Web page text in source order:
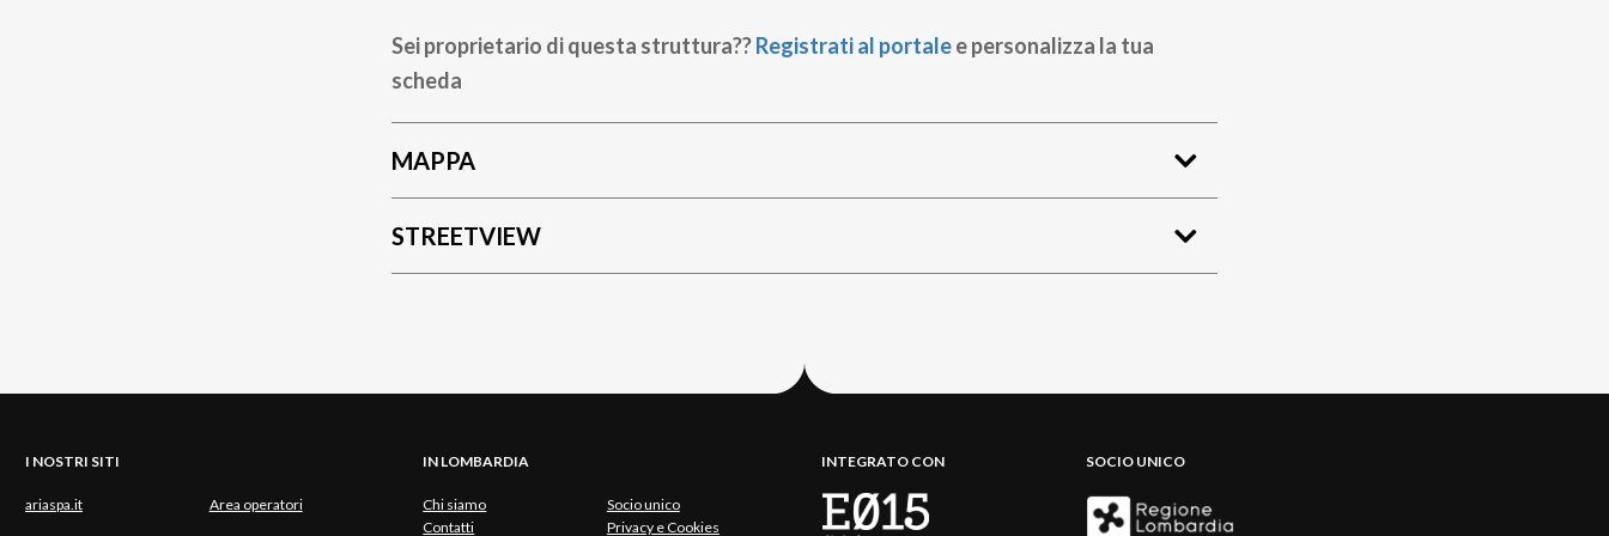
Sei proprietario di questa struttura??Registrati al portalee personalizza la tua
scheda
MAPPA
STREETVIEW
I NOSTRI SITI
ariaspa.it Area operatori
IN LOMBARDIA
Chi siamo
Socio unico
Contatti
Privacy e Cookies
INTEGRATO CON SOCIO UNICO